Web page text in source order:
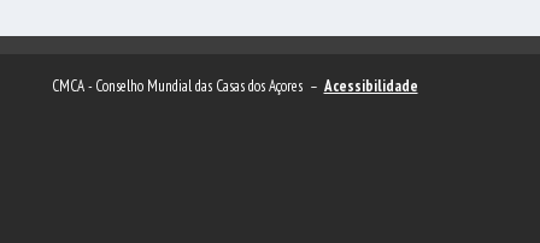
CMCA - Conselho Mundial das Casas dos Açores – Acessibilidade